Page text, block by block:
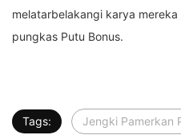
melatarbelakangi karya
pungkas Putu Bonus.
Tags: Jengki Pamerkan